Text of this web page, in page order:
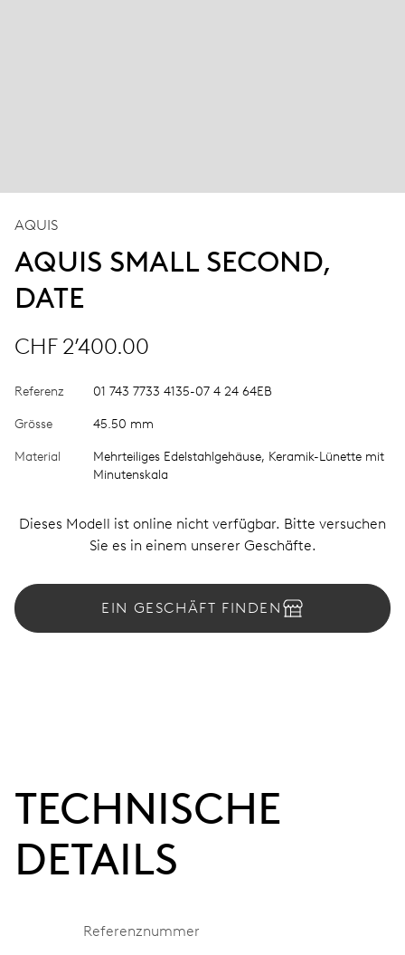
AQUIS
AQUIS SMALL SECOND,
DATE
CHF 2’400.00
Referenz 01 743 7733 4135-07 4 24 64EB
Grösse 45.50 mm
Material
Mehrteiliges Edelstahlgehäuse, Keramik-Lünette mit
Minutenskala
Dieses Modell ist online nicht verfügbar. Bitte versuchen
Sie es in einem unserer Geschäfte.
EIN GESCHÄFT FINDEN
TECHNISCHE
DETAILS
Referenznummer